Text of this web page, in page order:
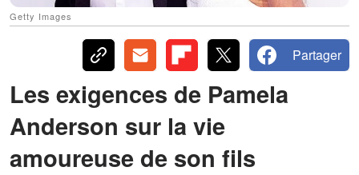
Getty Images
Partager
Les exigences de Pamela
Anderson sur la vie
amoureuse de son fils